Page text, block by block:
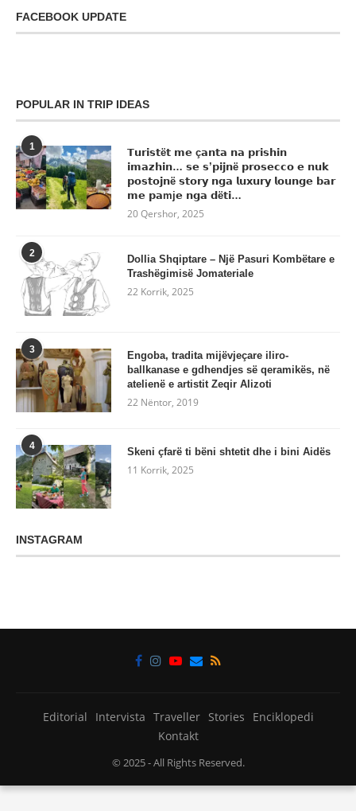
FACEBOOK UPDATE
POPULAR IN TRIP IDEAS
1
𝗧𝘂𝗿𝗶𝘀𝘁ë𝘁 𝗺𝗲 ç𝗮𝗻𝘁𝗮 𝗻𝗮 𝗽𝗿𝗶𝘀𝗵𝗶𝗻
𝗶𝗺𝗮𝘇𝗵𝗶𝗻… 𝘀𝗲 𝘀’𝗽𝗶𝗷𝗻ë 𝗽𝗿𝗼𝘀𝗲𝗰𝗰𝗼 𝗲 𝗻𝘂𝗸
𝗽𝗼𝘀𝘁𝗼𝗷𝗻ë 𝘀𝘁𝗼𝗿𝘆 𝗻𝗴𝗮 𝗹𝘂𝘅𝘂𝗿𝘆 𝗹𝗼𝘂𝗻𝗴𝗲 𝗯𝗮𝗿
𝗺𝗲 𝗽𝗮mj𝗲 𝗻𝗴𝗮 𝗱ë𝘁𝗶…
20 Qershor, 2025
2
Dollia Shqiptare – Një Pasuri Kombëtare e
Trashëgimisë Jomateriale
22 Korrik, 2025
3
Engoba, tradita mijëvjeçare iliro-
ballkanase e gdhendjes së qeramikës, në
atelienë e artistit Zeqir Alizoti
22 Nëntor, 2019
4 Skeni çfarë ti bëni shtetit dhe i bini Aidës
11 Korrik, 2025
INSTAGRAM
Editorial Intervista Traveller Stories
Enciklopedi
Kontakt
© 2025- All Rights Reserved.